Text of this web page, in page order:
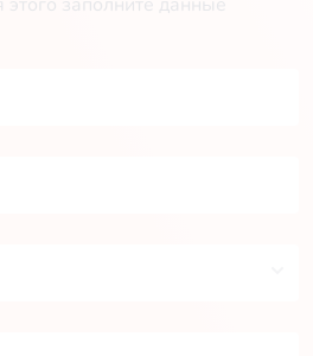
этого заполните данные